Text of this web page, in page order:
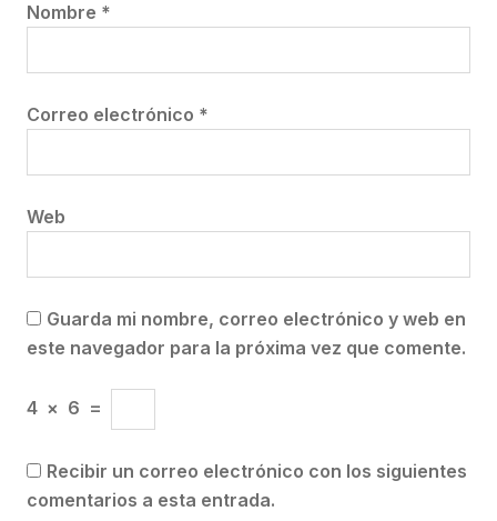
Nombre *
Correo electrónico *
Web
Guarda mi nombre, correo electrónico y web en
este navegador para la próxima vez que comente.
4 × 6 =
Recibir un correo electrónico con los siguientes
comentarios a esta entrada.